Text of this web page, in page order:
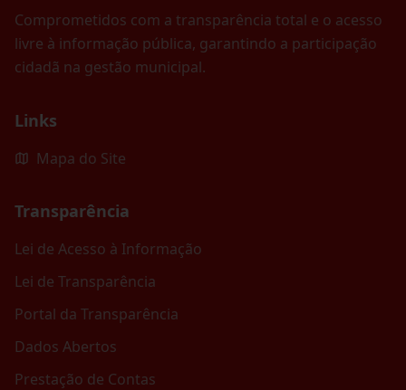
Comprometidos com a transparência total e o acesso
livre à informação pública, garantindo a participação
cidadã na gestão municipal.
Links
Mapa do Site
Transparência
Lei de Acesso à Informação
Lei de Transparência
Portal da Transparência
Dados Abertos
Prestação de Contas